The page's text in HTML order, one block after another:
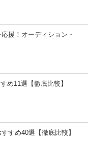
援！オーディション・
め11選【徹底比較】
すめ40選【徹底比較】